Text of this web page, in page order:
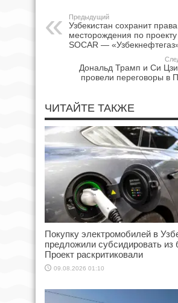
Предыдущий
Узбекистан сохранит
месторождения по
SOCAR —
Дональд Трамп и Си
провели переговоры в
ЧИТАЙТЕ ТАКЖЕ
Покупку электромобилей в
предложили субсидировать из
Проект раскритиковали
09.08.2026 01:10